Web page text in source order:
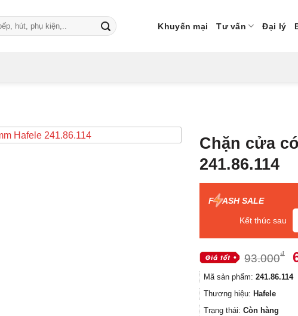
Khuyến mại Tư vấn Đại lý
Chặn cửa
241.86.114
F ASH SALE
Kết thúc sau
93.000₫
Mã sản phẩm: 241.86.114
Thương hiệu: Hafele
Trạng thái: Còn hàng